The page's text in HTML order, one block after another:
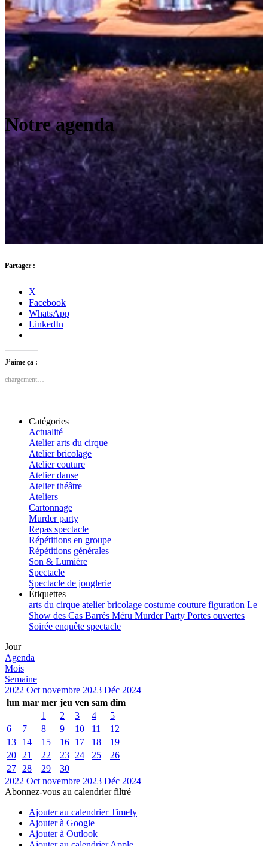
Notre agenda
Partager :
X
Facebook
WhatsApp
LinkedIn
J’aime ça :
chargement…
Catégories
Actualité
Atelier arts du cirque
Atelier bricolage
Atelier couture
Atelier danse
Atelier théâtre
Ateliers
Cartonnage
Murder party
Repas spectacle
Répétitions en groupe
Répétitions générales
Son & Lumière
Spectacle
Spectacle de jonglerie
Étiquettes
arts du cirque atelierbricolage costume couture figuration Le
Show des Cas Barrés Méru Murder Party Portes ouvertes
Soirée enquête spectacle
Jour
Agenda
Mois
Semaine
2022 Oct novembre 2023 Déc 2024
lun mar mer jeu ven sam dim
1
2 3 4
5
6
7 8 9 10 11
12
13
14 15 16 17 18
19
20
21 22 23 24 25
26
27
28 29
30
2022 Oct novembre 2023 Déc 2024
Abonnez-vous au calendrier filtré
Ajouter au calendrier Timely
Ajouter à Google
Ajouter à Outlook